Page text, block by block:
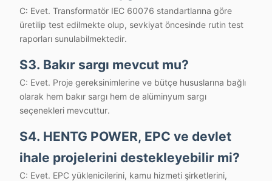
C: Evet. Transformatör IEC 60076 standartlarına göre
üretilip test edilmekte olup, sevkiyat öncesinde rutin test
raporları sunulabilmektedir.
S3. Bakır sargı mevcut mu?
C: Evet. Proje gereksinimlerine ve bütçe hususlarına bağlı
olarak hem bakır sargı hem de alüminyum sargı
seçenekleri mevcuttur.
S4. HENTG POWER, EPC ve devlet
ihale projelerini destekleyebilir mi?
C: Evet. EPC yüklenicilerini, kamu hizmeti şirketlerini,